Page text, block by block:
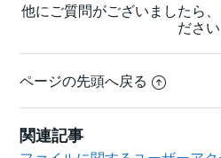
他にご質問がございましたら、
ださい
ページの先頭へ戻る
関連記事